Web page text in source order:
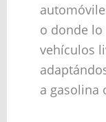
o donde lo
vehículos
a gasolina